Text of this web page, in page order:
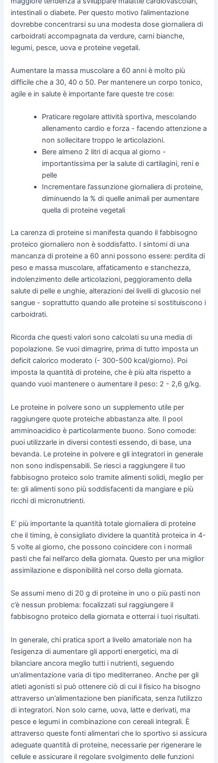
intestinali o diabete. Per questo motivo l’alimentazione
dovrebbe concentrarsi su una modesta dose giornaliera di
carboidrati accompagnata da verdure, carni bianche,
legumi, pesce, uova e proteine vegetali.
Aumentare la massa muscolare a 60 anni è molto più
difficile che a 30, 40 o 50. Per mantenere un corpo tonico,
agile e in salute è importante fare queste tre cose:
Praticare regolare attività sportiva, mescolando
allenamento cardio e forza - facendo attenzione a
non sollecitare troppo le articolazioni.
Bere almeno 2 litri di acqua al giorno -
importantissima per la salute di cartilagini, reni e
pelle
Incrementare l’assunzione giornaliera di proteine,
diminuendo la % di quelle animali per aumentare
quella di proteine vegetali
La carenza di proteine si manifesta quando il fabbisogno
proteico giornaliero non è soddisfatto. I sintomi di una
mancanza di proteine a 60 anni possono essere: perdita di
peso e massa muscolare, affaticamento e stanchezza,
indolenzimento delle articolazioni, peggioramento della
salute di pelle e unghie, alterazioni dei livelli di glucosio nel
sangue - soprattutto quando alle proteine si sostituiscono i
carboidrati.
Ricorda che questi valori sono calcolati su una media di
popolazione. Se vuoi dimagrire, prima di tutto imposta un
deficit calorico moderato (- 300-500 kcal/giorno). Poi
imposta la quantità di proteine, che è più alta rispetto a
quando vuoi mantenere o aumentare il peso: 2 - 2,6 g/kg.
Le proteine in polvere sono un supplemento utile per
raggiungere quote proteiche abbastanza alte. Il pool
amminoacidico è particolarmente buono. Sono comode:
puoi utilizzarle in diversi contesti essendo, di base, una
bevanda. Le proteine in polvere e gli integratori in generale
non sono indispensabili. Se riesci a raggiungere il tuo
fabbisogno proteico solo tramite alimenti solidi, meglio per
te: gli alimenti sono più soddisfacenti da mangiare e più
ricchi di micronutrienti.
E’ più importante la quantità totale giornaliera di proteine
che il timing, è consigliato dividere la quantità proteica in 4-
5 volte al giorno, che possono coincidere con i normali
pasti che fai nell’arco della giornata. Questo per una miglior
assimilazione e disponibilità nel corso della giornata.
Se assumi meno di 20 g di proteine in uno o più pasti non
c’è nessun problema: focalizzati sul raggiungere il
fabbisogno proteico della giornata e otterrai i tuoi risultati.
In generale, chi pratica sport a livello amatoriale non ha
l’esigenza di aumentare gli apporti energetici, ma di
bilanciare ancora meglio tutti i nutrienti, seguendo
un’alimentazione varia di tipo mediterraneo. Anche per gli
atleti agonisti si può ottenere ciò di cui il fisico ha bisogno
attraverso un’alimentazione ben pianificata, senza l’utilizzo
di integratori. Non solo carne, uova, latte e derivati, ma
pesce e legumi in combinazione con cereali integrali. È
attraverso queste fonti alimentari che lo sportivo si assicura
adeguate quantità di proteine, necessarie per rigenerare le
cellule e assicurare il regolare svolgimento delle funzioni